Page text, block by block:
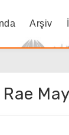
Arşiv